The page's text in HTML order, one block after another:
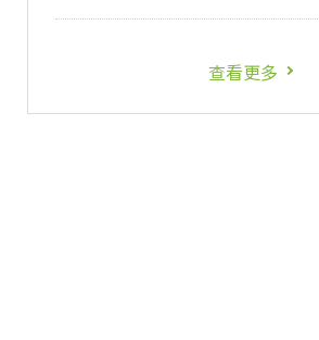
查看更多